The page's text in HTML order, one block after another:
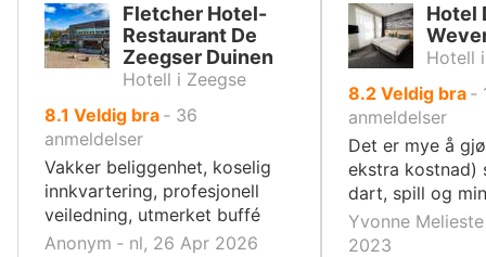
Fletcher Hotel-
Restaurant De
Zeegser Duinen
Hotell i Zeegse
8.1 av
10,
Veldig bra ‐ 36
anmeldelser
Vakker beliggenhet, koselig
innkvartering, profesjonell
veiledning, utmerket buffé
Anonym ‐ nl, 26 Apr 2026
Hotel
Hotell
8.2 av
10,
Veldig bra ‐
anmeldelser
Det er mye å
ekstra kostnad)
dart, spill og
Yvonne
2023